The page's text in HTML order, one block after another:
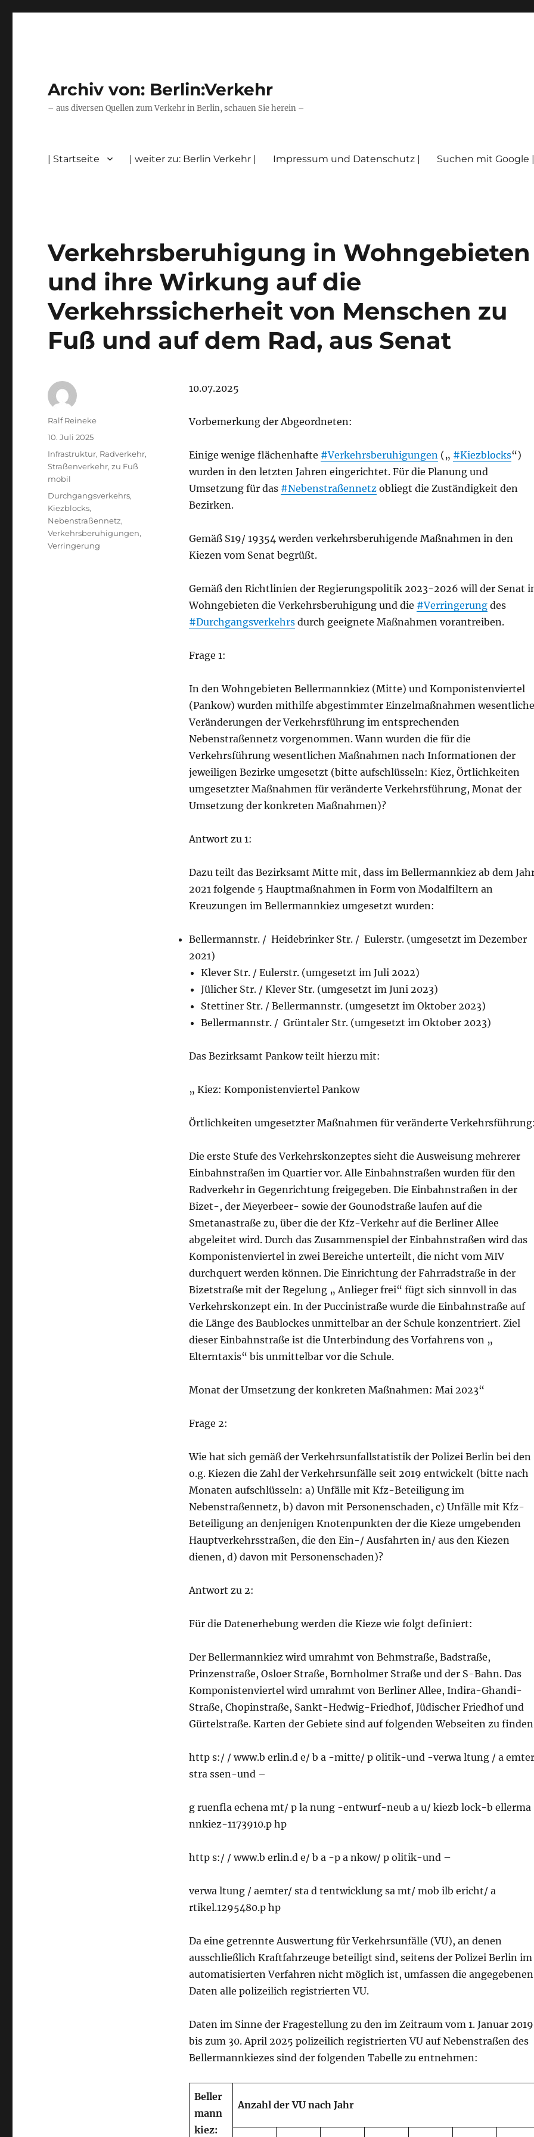
Archiv von: Berlin:Verkehr
– aus diversen Quellen zum Verkehr in Berlin, schauen Sie herein –
| Startseite | weiter zu: Berlin Verkehr | Impressum und Datenschutz | Suchen mit Google
Verkehrsberuhigung in Wohngebieten
und ihre Wirkung auf die
Verkehrssicherheit von Menschen zu
Fuß und auf dem Rad, aus Senat
10.07.2025
Vorbemerkung der Abgeordneten:
Einige wenige flächenhafte #Verkehrsberuhigungen(„ #Kiezblocks“)
wurden in den letzten Jahren eingerichtet. Für die Planung und
Umsetzung für das #Nebenstraßennetzobliegt die Zuständigkeit den
Bezirken.
Gemäß S19/ 19354 werden verkehrsberuhigende Maßnahmen in den
Kiezen vom Senat begrüßt.
Gemäß den Richtlinien der Regierungspolitik 2023-2026 will der Senat
Wohngebieten die Verkehrsberuhigung und die #Verringerungdes
#Durchgangsverkehrsdurch geeignete Maßnahmen vorantreiben.
Frage 1:
In den Wohngebieten Bellermannkiez (Mitte) und Komponistenviertel
(Pankow) wurden mithilfe abgestimmter Einzelmaßnahmen wesentliche
Veränderungen der Verkehrsführung im entsprechenden
Nebenstraßennetz vorgenommen. Wann wurden die für die
Verkehrsführung wesentlichen Maßnahmen nach Informationen der
jeweiligen Bezirke umgesetzt (bitte aufschlüsseln: Kiez, Örtlichkeiten
umgesetzter Maßnahmen für veränderte Verkehrsführung, Monat der
Umsetzung der konkreten Maßnahmen)?
Antwort zu 1:
Dazu teilt das Bezirksamt Mitte mit, dass im Bellermannkiez ab dem
2021 folgende 5 Hauptmaßnahmen in Form von Modalfiltern an
Kreuzungen im Bellermannkiez umgesetzt wurden:
Bellermannstr. / Heidebrinker Str. / Eulerstr. (umgesetzt im Dezember
2021)
Klever Str. / Eulerstr. (umgesetzt im Juli 2022)
Jülicher Str. / Klever Str. (umgesetzt im Juni 2023)
Stettiner Str. / Bellermannstr. (umgesetzt im Oktober 2023)
Bellermannstr. / Grüntaler Str. (umgesetzt im Oktober 2023)
Das Bezirksamt Pankow teilt hierzu mit:
„ Kiez: Komponistenviertel Pankow
Örtlichkeiten umgesetzter Maßnahmen für veränderte
Die erste Stufe des Verkehrskonzeptes sieht die Ausweisung mehrerer
Einbahnstraßen im Quartier vor. Alle Einbahnstraßen wurden für den
Radverkehr in Gegenrichtung freigegeben. Die Einbahnstraßen in der
Bizet-, der Meyerbeer- sowie der Gounodstraße laufen auf die
Smetanastraße zu, über die der Kfz-Verkehr auf die Berliner Allee
abgeleitet wird. Durch das Zusammenspiel der Einbahnstraßen wird das
Komponistenviertel in zwei Bereiche unterteilt, die nicht vom MIV
durchquert werden können. Die Einrichtung der Fahrradstraße in der
Bizetstraße mit der Regelung „ Anlieger frei“ fügt sich sinnvoll in das
Verkehrskonzept ein. In der Puccinistraße wurde die Einbahnstraße auf
die Länge des Baublockes unmittelbar an der Schule konzentriert. Ziel
dieser Einbahnstraße ist die Unterbindung des Vorfahrens von „
Elterntaxis“ bis unmittelbar vor die Schule.
Monat der Umsetzung der konkreten Maßnahmen: Mai 2023“
Frage 2:
Wie hat sich gemäß der Verkehrsunfallstatistik der Polizei Berlin bei den
o.g. Kiezen die Zahl der Verkehrsunfälle seit 2019 entwickelt (bitte nach
Monaten aufschlüsseln: a) Unfälle mit Kfz-Beteiligung im
Nebenstraßennetz, b) davon mit Personenschaden, c) Unfälle mit Kfz-
Beteiligung an denjenigen Knotenpunkten der die Kieze umgebenden
Hauptverkehrsstraßen, die den Ein-/ Ausfahrten in/ aus den Kiezen
dienen, d) davon mit Personenschaden)?
Antwort zu 2:
Für die Datenerhebung werden die Kieze wie folgt definiert:
Der Bellermannkiez wird umrahmt von Behmstraße, Badstraße,
Prinzenstraße, Osloer Straße, Bornholmer Straße und der S-Bahn. Das
Komponistenviertel wird umrahmt von Berliner Allee, Indira-Ghandi-
Straße, Chopinstraße, Sankt-Hedwig-Friedhof, Jüdischer Friedhof und
Gürtelstraße. Karten der Gebiete sind auf folgenden Webseiten zu
http s:/ / www.b erlin.d e/ b a -mitte/ p olitik-und -verwa ltung / a
stra ssen-und –
g ruenfla echena mt/ p la nung -entwurf-neub a u/ kiezb lock-b ellerma
nnkiez-1173910.p hp
http s:/ / www.b erlin.d e/ b a -p a nkow/ p olitik-und –
verwa ltung / aemter/ sta d tentwicklung sa mt/ mob ilb ericht/ a
rtikel.1295480.p hp
Da eine getrennte Auswertung für Verkehrsunfälle (VU), an denen
ausschließlich Kraftfahrzeuge beteiligt sind, seitens der Polizei Berlin im
automatisierten Verfahren nicht möglich ist, umfassen die angegebenen
Daten alle polizeilich registrierten VU.
Daten im Sinne der Fragestellung zu den im Zeitraum vom 1. Januar 2019
bis zum 30. April 2025 polizeilich registrierten VU auf Nebenstraßen des
Bellermannkiezes sind der folgenden Tabelle zu entnehmen:
Beller
mann
kiez:
Anzahl der VU nach Jahr
Autor
Ralf Reineke
Veröffentlicht
am
10. Juli 2025
Kategorien
Infrastruktur, Radverkehr,
Straßenverkehr,zu Fuß
mobil
Schlagwörter
Durchgangsverkehrs,
Kiezblocks,
Nebenstraßennetz,
Verkehrsberuhigungen,
Verringerung